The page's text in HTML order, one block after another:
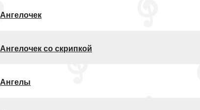
Ангелочек
Ангелочек со скрипкой
Ангелы